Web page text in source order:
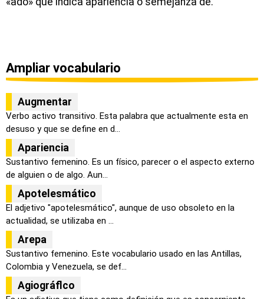
Ampliar vocabulario
Augmentar
Verbo activo transitivo. Esta palabra que actualmente esta en
desuso y que se define en d...
Apariencia
Sustantivo femenino. Es un físico, parecer o el aspecto externo
de alguien o de algo. Aun...
Apotelesmático
El adjetivo "apotelesmático", aunque de uso obsoleto en la
actualidad, se utilizaba en ...
Arepa
Sustantivo femenino. Este vocabulario usado en las Antillas,
Colombia y Venezuela, se def...
Agiográflco